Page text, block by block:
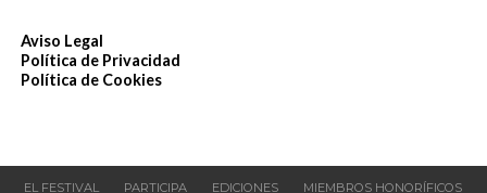
Aviso Legal
Política de Privacidad
Política de Cookies
EL FESTIVAL PARTICIPA EDICIONES MIEMBROS HONORÍFICOS